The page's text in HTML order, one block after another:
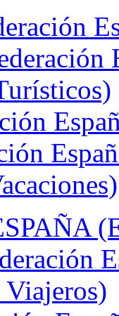
Viajeros)